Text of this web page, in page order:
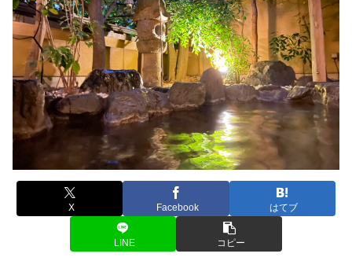
X Facebook はてブ
LINE コピー